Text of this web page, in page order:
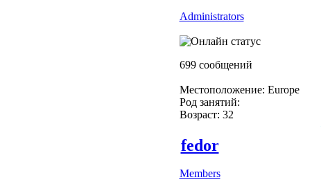
Administrators
699 сообщений
Местоположение: Europe
Род занятий:
Возраст: 32
fedor
Members